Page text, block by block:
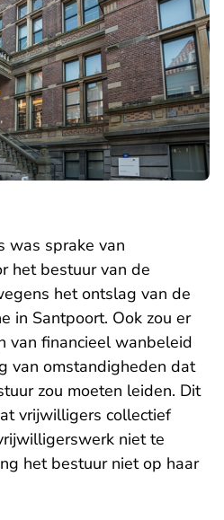
was sprake van
het bestuur van de
het ontslag van de
in Santpoort. Ook zou er
van financieel wanbeleid
van omstandigheden dat
zou moeten leiden. Dit
vrijwilligers collectief
niet te
het bestuur niet op haar